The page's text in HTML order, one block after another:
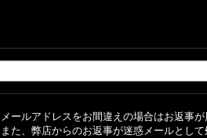
メールアドレスをお間違えの場合はお返事が
また、弊店からのお返事が迷惑メールとし